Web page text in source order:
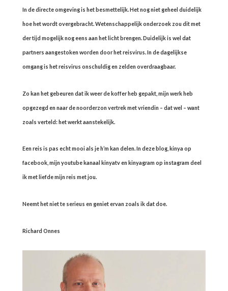
In de directe omgeving is het besmettelijk. Het nog niet geheel duidelijk
hoe het wordt overgebracht. Wetenschappelijk onderzoek zou dit met
der tijd mogelijk nog eens aan het licht brengen. Duidelijk is wel dat
partners aangestoken worden door het reisvirus. In de dagelijkse
omgang is het reisvirus onschuldig en zelden overdraagbaar.
Zo kan het gebeuren dat ik weer de koffer heb gepakt, mijn werk heb
opgezegd en naar de noorderzon vertrek met vriendin – dat wel – want
zoals verteld: het werkt aanstekelijk.
Een reis is pas echt mooi als je h’m kan delen. In deze blog, kinya op
facebook, mijn youtube kanaal kinyatv en kinyagram op instagram deel
ik met liefde mijn reis met jou.
Neemt het niet te serieus en geniet ervan zoals ik dat doe.
Richard Onnes